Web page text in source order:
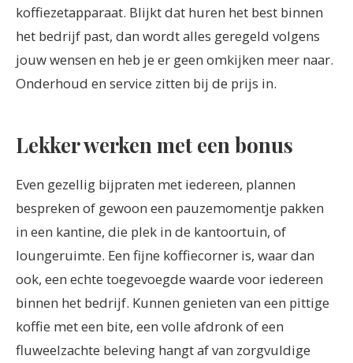
koffiezetapparaat. Blijkt dat huren het best binnen
het bedrijf past, dan wordt alles geregeld volgens
jouw wensen en heb je er geen omkijken meer naar.
Onderhoud en service zitten bij de prijs in.
Lekker werken met een bonus
Even gezellig bijpraten met iedereen, plannen
bespreken of gewoon een pauzemomentje pakken
in een kantine, die plek in de kantoortuin, of
loungeruimte. Een fijne koffiecorner is, waar dan
ook, een echte toegevoegde waarde voor iedereen
binnen het bedrijf. Kunnen genieten van een pittige
koffie met een bite, een volle afdronk of een
fluweelzachte beleving hangt af van zorgvuldige